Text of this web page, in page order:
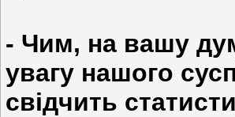
- Чим, на вашу
увагу нашого
свідчить